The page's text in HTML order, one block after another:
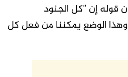
قوله إن “كل الجنود
الوضع يمكننا من فعل كل